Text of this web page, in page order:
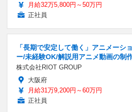
月給32万5,800円～50万円
正社員
「長期で安定して働く」アニメーシ
ー/未経験OK/解説用アニメ動画の制
株式会社RIOT GROUP
大阪府
月給31万9,200円～60万円
正社員